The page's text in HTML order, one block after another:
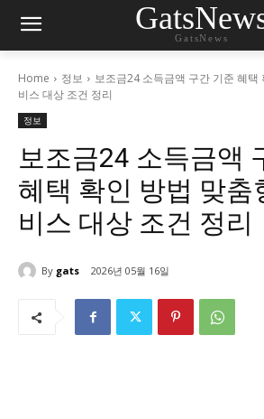
GatsNews
Home 정보
보조금24 소득금액 구간 기준 혜택
비스 대상 조건 정리
정보
보조금24 소득금액
혜택 확인 방법 맞춤
비스 대상 조건 정리
By gats 2026년 05월 16일